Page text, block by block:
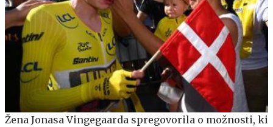
Žena Jonasa Vingegaarda spregovorila o možnosti, ki